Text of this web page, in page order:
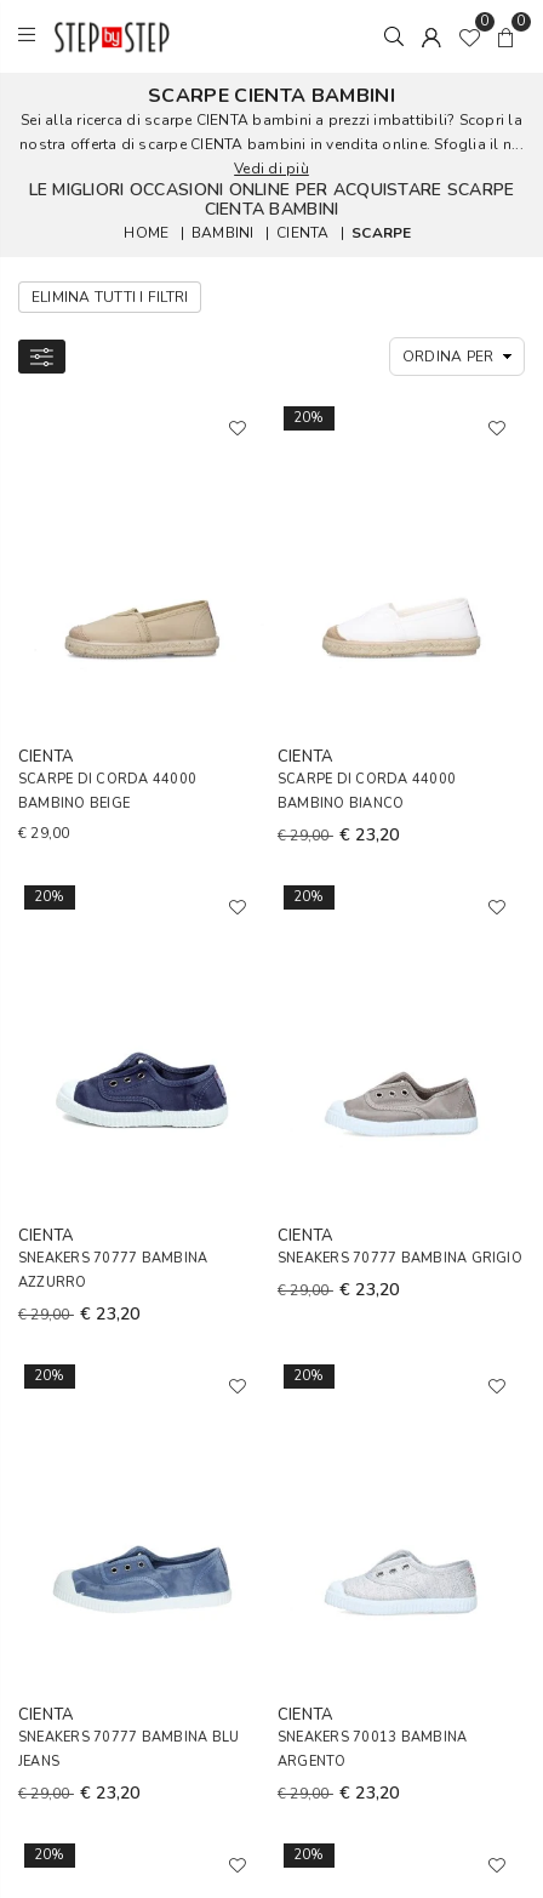
0 0
SCARPE CIENTA BAMBINI
Sei alla ricerca di scarpe CIENTA bambini a prezzi imbattibili? Scopri la
nostra offerta di scarpe CIENTA bambini in vendita online. Sfoglia il n...
Vedi di più
LE MIGLIORI OCCASIONI ONLINE PER ACQUISTARE SCARPE
CIENTA BAMBINI
HOME | BAMBINI | CIENTA | SCARPE
ELIMINA TUTTI I FILTRI
CIENTA
SCARPE DI CORDA 44000
BAMBINO BEIGE
€ 29,00
20%
CIENTA
SCARPE DI CORDA 44000
BAMBINO BIANCO
€ 29,00 € 23,20
20%
CIENTA
SNEAKERS 70777 BAMBINA
AZZURRO
€ 29,00 € 23,20
20%
CIENTA
SNEAKERS 70777 BAMBINA GRIGIO
€ 29,00 € 23,20
20%
CIENTA
SNEAKERS 70777 BAMBINA BLU
JEANS
€ 29,00 € 23,20
20%
CIENTA
SNEAKERS 70013 BAMBINA
ARGENTO
€ 29,00 € 23,20
20% 20%